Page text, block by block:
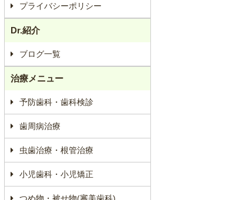
プライバシーポリシー
Dr.紹介
ブログ一覧
治療メニュー
予防歯科・歯科検診
歯周病治療
虫歯治療・根管治療
小児歯科・小児矯正
つめ物・被せ物(審美歯科)